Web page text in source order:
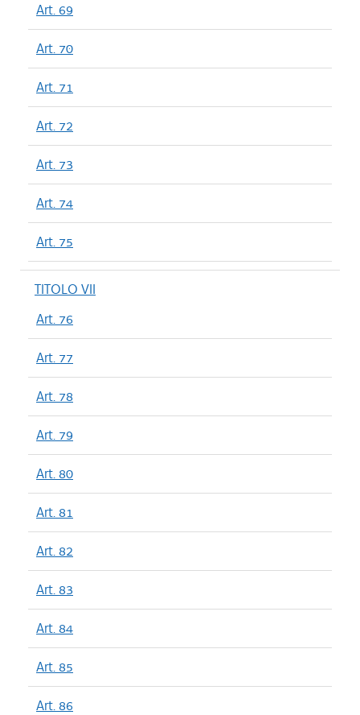
Art. 69
Art. 70
Art. 71
Art. 72
Art. 73
Art. 74
Art. 75
TITOLO VII
Art. 76
Art. 77
Art. 78
Art. 79
Art. 80
Art. 81
Art. 82
Art. 83
Art. 84
Art. 85
Art. 86